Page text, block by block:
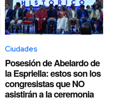
Ciudades
Posesión de Abelardo de
la Espriella: estos son los
congresistas que NO
asistirán a la ceremonia